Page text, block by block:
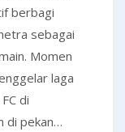
berbagi
sebagai
Momen
laga
di
di pekan…